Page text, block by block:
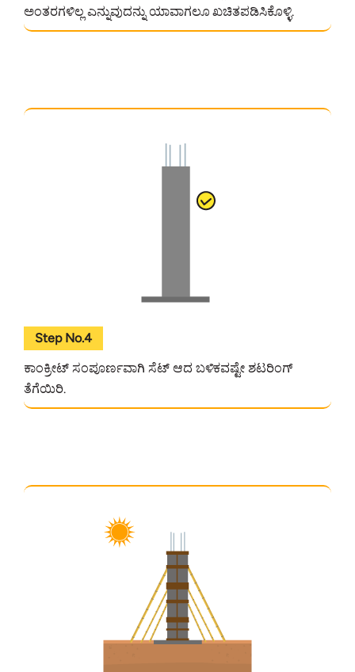
ಅಂತರಗಳಿಲ್ಲ ಎನ್ನುವುದನ್ನು ಯಾವಾಗಲೂ ಖಚಿತಪಡಿಸಿಕೊಳ್ಳಿ.
Step No.4
ಕಾಂಕ್ರೀಟ್ ಸಂಪೂರ್ಣವಾಗಿ ಸೆಟ್ ಆದ ಬಳಿಕವಷ್ಟೇ ಶಟರಿಂಗ್
ತೆಗೆಯಿರಿ.